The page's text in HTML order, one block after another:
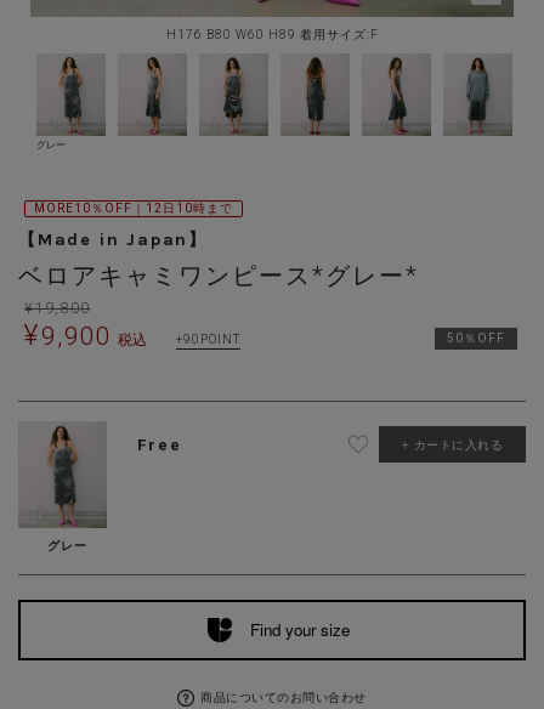
H176 B80 W60 H89 着用サイズ:F
グレー
MORE10％OFF｜12日10時まで
【Made in Japan】
ベロアキャミワンピース*グレー*
¥19,800
¥9,900 税込 90 50％OFF
グレー
Free カートに入れる
Find your size
商品についてのお問い合わせ